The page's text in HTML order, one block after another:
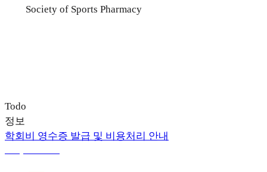
Society of Sports Pharmacy
Todo
정보
학회비 영수증 발급 및 비용처리 안내